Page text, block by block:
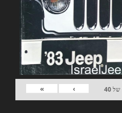
של40
›
»